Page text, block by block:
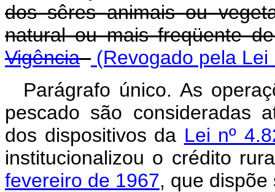
dos sêres animais ou
natural ou mais freqüente
Vigência
(Revogado pela Lei
Parágrafo único. As
pescado são consideradas
dos dispositivos da Lei nº
institucionalizou o crédito
fevereiro de 1967, que